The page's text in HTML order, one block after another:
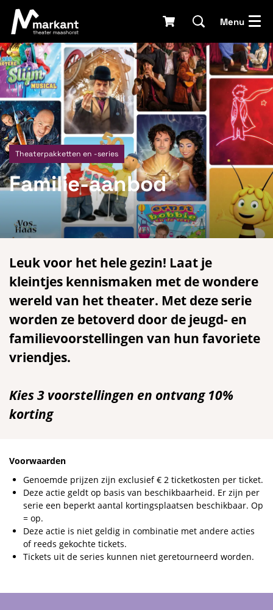
Menu
Theaterpakketten en -series
Familie-aanbod
Leuk voor het hele gezin! Laat je
kleintjes kennismaken met de wondere
wereld van het theater. Met deze serie
worden ze betoverd door de jeugd- en
familievoorstellingen van hun favoriete
vriendjes.
Kies 3 voorstellingen en ontvang 10%
korting
Voorwaarden
Genoemde prijzen zijn exclusief € 2 ticketkosten per ticket.
Deze actie geldt op basis van beschikbaarheid. Er zijn per
serie een beperkt aantal kortingsplaatsen beschikbaar. Op
= op.
Deze actie is niet geldig in combinatie met andere acties
of reeds gekochte tickets.
Tickets uit de series kunnen niet geretourneerd worden.